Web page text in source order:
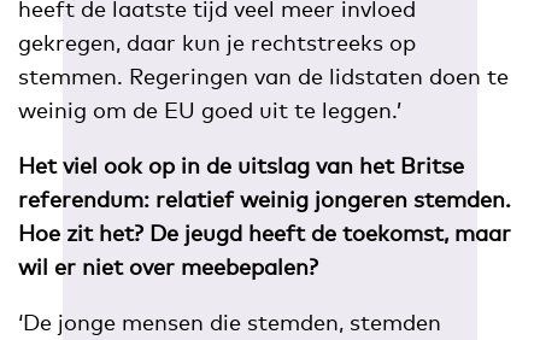
heeft de laatste tijd veel meer invloed
gekregen, daar kun je rechtstreeks op
stemmen. Regeringen van de lidstaten doen te
weinig om de EU goed uit te leggen.’
Het viel ook op in de uitslag van het Britse
referendum: relatief weinig jongeren stemden.
Hoe zit het? De jeugd heeft de toekomst, maar
wil er niet over meebepalen?
‘De jonge mensen die stemden, stemden